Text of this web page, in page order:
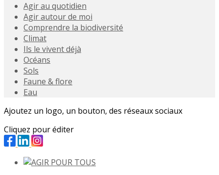
Agir au quotidien
Agir autour de moi
Comprendre la biodiversité
Climat
Ils le vivent déjà
Océans
Sols
Faune & flore
Eau
Ajoutez un logo, un bouton, des réseaux sociaux
Cliquez pour éditer